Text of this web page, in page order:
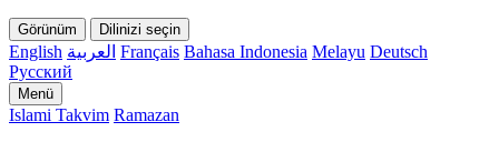
Görünüm Dilinizi seçin
English العربية Français Bahasa Indonesia Melayu Deutsch
Русский
Menü
Islami Takvim Ramazan